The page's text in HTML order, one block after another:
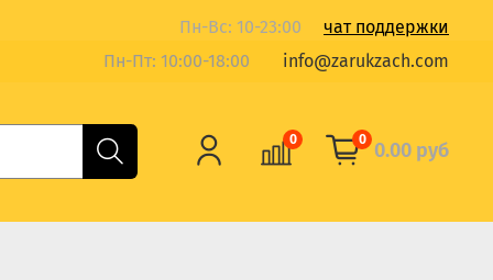
Пн-Вс: 10-23:00
чат поддержки
Пн-Пт: 10:00-18:00
info@zarukzach.com
0 0 0.00 руб